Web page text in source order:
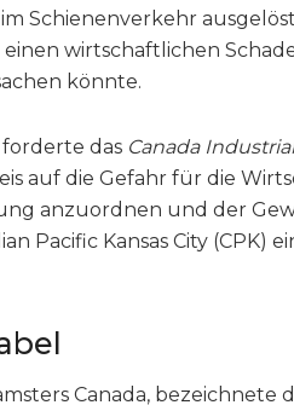
Schienenverkehr
wirtschaftlichen
könnte.
das Canada
auf die Gefahr für die
anzuordnen und der
Pacific Kansas City (CPK)
Canada, bezeichnete